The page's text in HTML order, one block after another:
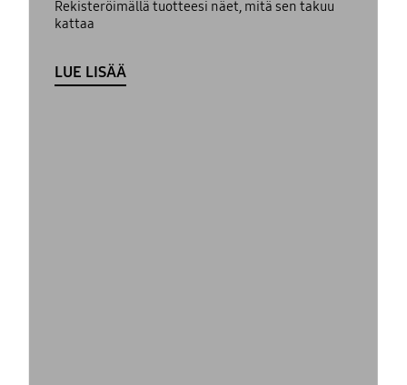
Rekisteröimällä tuotteesi näet, mitä sen takuu
kattaa
LUE LISÄÄ